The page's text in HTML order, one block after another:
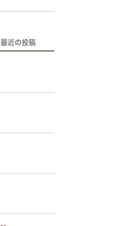
最近の投稿